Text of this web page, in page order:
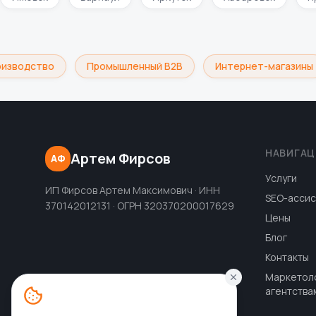
Промышленный B2B Интернет-магазины
АФ Артем Фирсов
ИП Фирсов Артем Максимович · ИНН
370142012131 · ОГРН 320370200017629
Услуги
SEO-
Цены
Блог
Контакты